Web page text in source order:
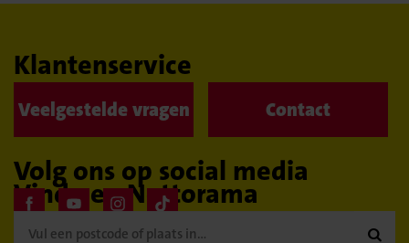
Klantenservice
Veelgestelde vragen Contact
Volg ons op social media
Vind een Nettorama
